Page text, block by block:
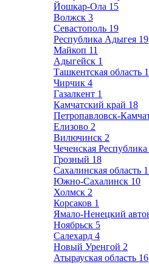
Йошкар-Ола 15
Волжск 3
Севастополь 19
Республика Адыгея 19
Майкоп 11
Адыгейск 1
Ташкентская область
Чирчик 4
Газалкент 1
Камчатский край 18
Петропавловск-
Елизово 2
Вилючинск 2
Чеченская Республика
Грозный 18
Сахалинская область
Южно-Сахалинск 10
Холмск 2
Корсаков 1
Ямало-Ненецкий
Ноябрьск 5
Салехард 4
Новый Уренгой 2
Атырауская область 16